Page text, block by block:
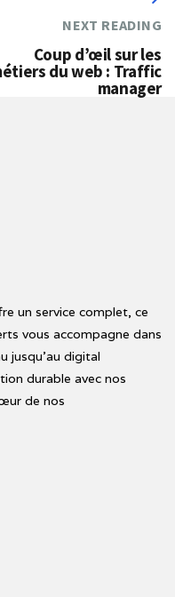
NEXT READING
Coup d’œil sur les
du web : Traffic
manager
un service complet, ce
vous accompagne dans
jusqu'au digital
durable avec nos
de nos